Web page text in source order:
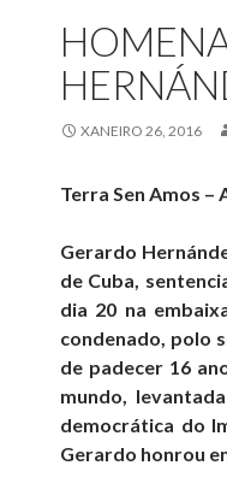
XANEIRO 26, 2016
Terra Sen Amos –
Gerardo
de Cuba,
dia 20 na
condenado, polo
de padecer 16
mundo,
democrática do
Gerardo honrou